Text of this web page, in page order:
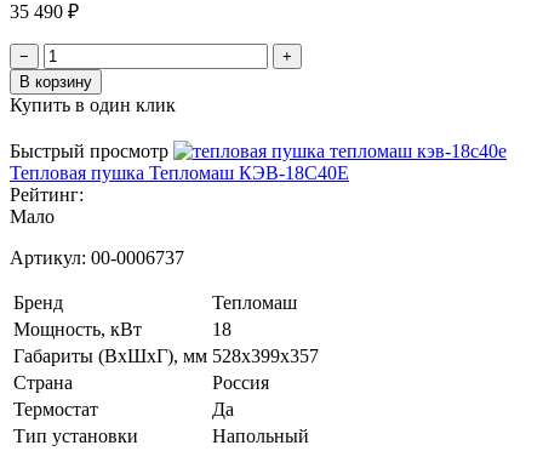
35 490 ₽
−
+
В корзину
Купить в один клик
Быстрый просмотр
Тепловая пушка Тепломаш КЭВ-18С40Е
Рейтинг:
Мало
Артикул: 00-0006737
Бренд
Тепломаш
Мощность, кВт
18
Габариты (ВхШхГ), мм 528x399x357
Страна
Россия
Термостат
Да
Тип установки
Напольный